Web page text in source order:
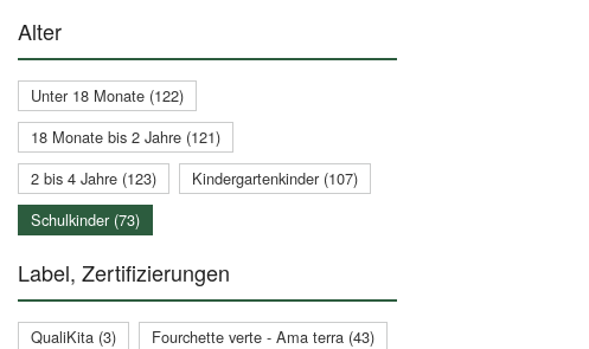
Alter
Unter 18 Monate (122)
18 Monate bis 2 Jahre (121)
2 bis 4 Jahre (123)
Kindergartenkinder (107)
Schulkinder (73)
Label, Zertifizierungen
QualiKita (3)
Fourchette verte - Ama terra (43)